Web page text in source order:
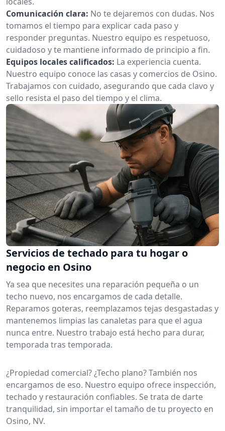
Comunicación clara: No te dejaremos con dudas. Nos
tomamos el tiempo para explicar cada paso y
responder preguntas. Nuestro equipo es respetuoso,
cuidadoso y te mantiene informado de principio a fin.
Equipos locales calificados: La experiencia cuenta.
Nuestro equipo conoce las casas y comercios de Osino.
Trabajamos con cuidado, asegurando que cada clavo y
sello resista el paso del tiempo y el clima.
Servicios de techado para tu hogar o
negocio en Osino
Ya sea que necesites una reparación pequeña o un
techo nuevo, nos encargamos de cada detalle.
Reparamos goteras, reemplazamos tejas desgastadas y
mantenemos limpias las canaletas para que el agua
nunca entre. Nuestro trabajo está hecho para durar,
temporada tras temporada.
¿Propiedad comercial? ¿Techo plano? También nos
encargamos de eso. Nuestro equipo ofrece inspección,
techado y restauración confiables. Se trata de darte
tranquilidad, sin importar el tamaño de tu proyecto en
Osino, NV.